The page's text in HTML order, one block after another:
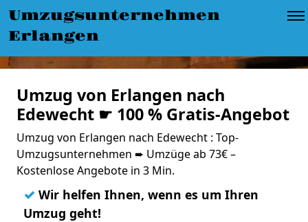
Umzugsunternehmen
Erlangen
Umzug von Erlangen nach
Edewecht ☛ 100 % Gratis-Angebot
Umzug von Erlangen nach Edewecht : Top-
Umzugsunternehmen ➨ Umzüge ab 73€ –
Kostenlose Angebote in 3 Min.
✓ Wir helfen Ihnen, wenn es um Ihren
Umzug geht!